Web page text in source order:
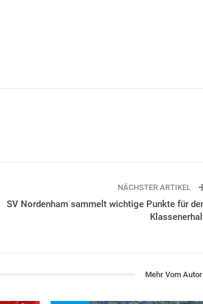
NÄCHSTER ARTIKEL
SV Nordenham sammelt wichtige Punkte für
Mehr Vom Autor